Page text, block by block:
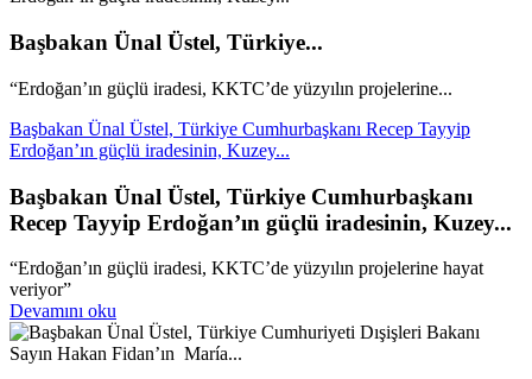
Başbakan Ünal Üstel, Türkiye...
“Erdoğan’ın güçlü iradesi, KKTC’de yüzyılın projelerine...
Başbakan Ünal Üstel, Türkiye Cumhurbaşkanı Recep Tayyip
Erdoğan’ın güçlü iradesinin, Kuzey...
Başbakan Ünal Üstel, Türkiye Cumhurbaşkanı
Recep Tayyip Erdoğan’ın güçlü iradesinin, Kuzey...
“Erdoğan’ın güçlü iradesi, KKTC’de yüzyılın projelerine hayat
veriyor”
Devamını oku